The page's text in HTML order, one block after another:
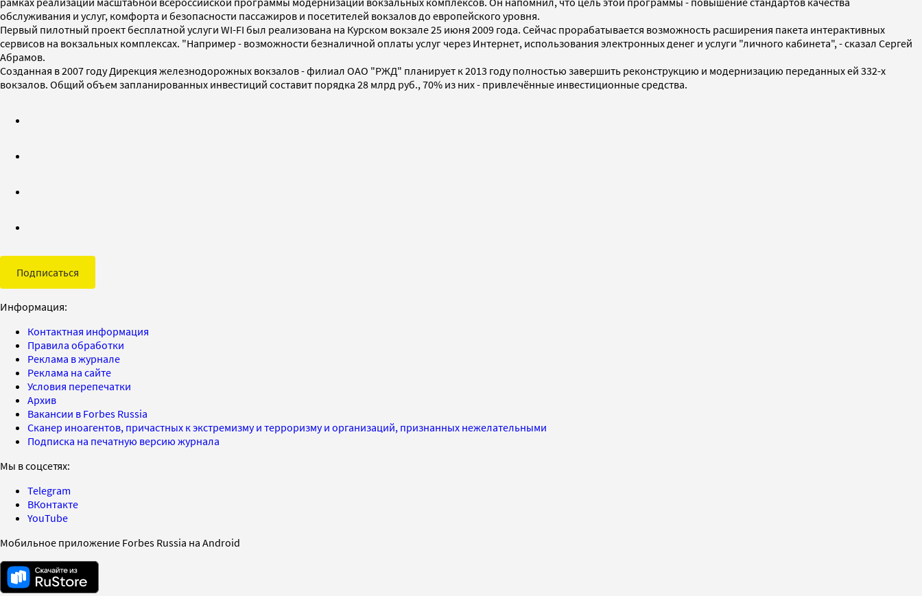
обслуживания и услуг, комфорта и безопасности пассажиров и посетителей вокзалов до европейского уровня.
Первый пилотный проект бесплатной услуги WI-FI был реализована на Курском вокзале 25 июня 2009 года. Сейчас прорабатывается возможность расширения пакета интерактивных
сервисов на вокзальных комплексах. "Например - возможности безналичной оплаты услуг через Интернет, использования электронных денег и услуги "личного кабинета", - сказал Сергей
Абрамов.
Созданная в 2007 году Дирекция железнодорожных вокзалов - филиал ОАО "РЖД" планирует к 2013 году полностью завершить реконструкцию и модернизацию переданных ей 332-х
вокзалов. Общий объем запланированных инвестиций составит порядка 28 млрд руб., 70% из них - привлечённые инвестиционные средства.
Подписаться
Информация:
Контактная информация
Правила обработки
Реклама в журнале
Реклама на сайте
Условия перепечатки
Архив
Вакансии в Forbes Russia
Сканер иноагентов, причастных к экстремизму и терроризму и организаций, признанных нежелательными
Подписка на печатную версию журнала
Мы в соцсетях:
Telegram
ВКонтакте
YouTube
Мобильное приложение Forbes Russia на Android